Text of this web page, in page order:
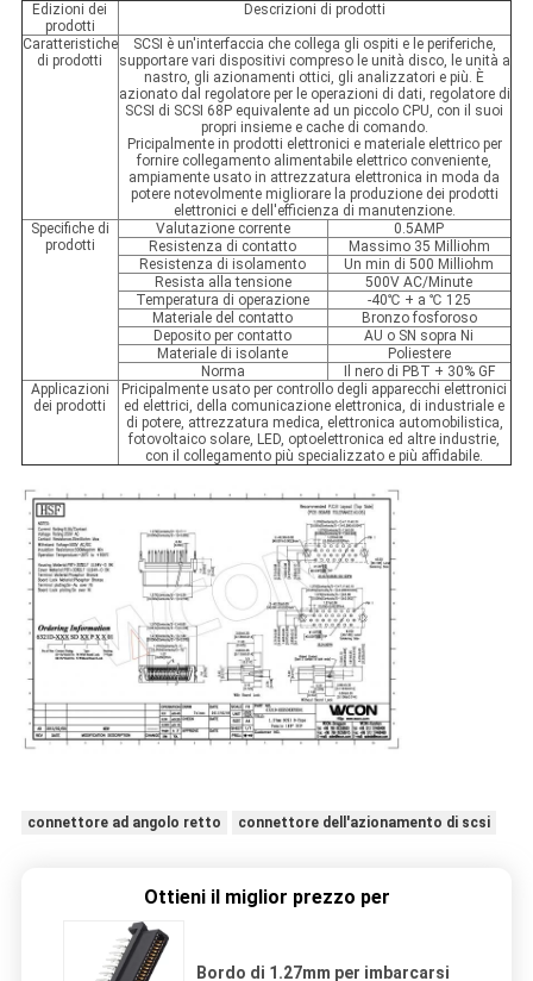
Edizioni dei
prodotti
Descrizioni di prodotti
Caratteristiche
di prodotti
SCSI è un'interfaccia che collega gli ospiti e le periferiche,
supportare vari dispositivi compreso le unità disco, le unità a
nastro, gli azionamenti ottici, gli analizzatori e più. È
azionato dal regolatore per le operazioni di dati, regolatore di
SCSI di SCSI 68P equivalente ad un piccolo CPU, con il suoi
propri insieme e cache di comando.
Pricipalmente in prodotti elettronici e materiale elettrico per
fornire collegamento alimentabile elettrico conveniente,
ampiamente usato in attrezzatura elettronica in moda da
potere notevolmente migliorare la produzione dei prodotti
elettronici e dell'efficienza di manutenzione.
Specifiche di
prodotti
Valutazione corrente
0.5AMP
Resistenza di contatto
Massimo 35 Milliohm
Resistenza di isolamento
Un min di 500 Milliohm
Resista alla tensione
500V AC/Minute
Temperatura di operazione
-40℃ + a ℃ 125
Materiale del contatto
Bronzo fosforoso
Deposito per contatto
AU o SN sopra Ni
Materiale di isolante
Poliestere
Norma
Il nero di PBT + 30% GF
Applicazioni
dei prodotti
Pricipalmente usato per controllo degli apparecchi elettronici
ed elettrici, della comunicazione elettronica, di industriale e
di potere, attrezzatura medica, elettronica automobilistica,
fotovoltaico solare, LED, optoelettronica ed altre industrie,
con il collegamento più specializzato e più affidabile.
connettore ad angolo retto connettore dell'azionamento di scsi
Ottieni il miglior prezzo per
Bordo di 1.27mm per imbarcarsi